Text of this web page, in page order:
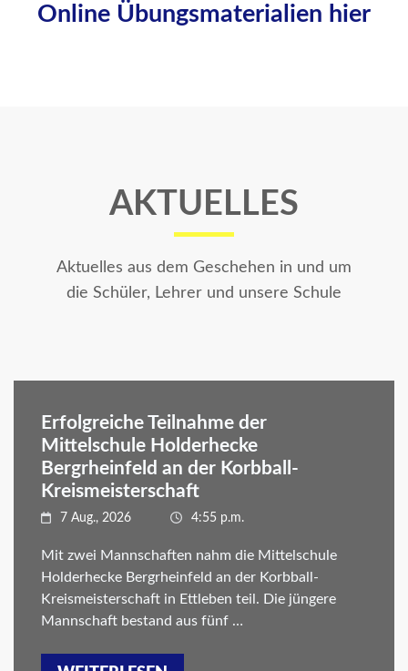
Online Übungsmaterialien hier
AKTUELLES
Aktuelles aus dem Geschehen in und um
die Schüler, Lehrer und unsere Schule
Erfolgreiche Teilnahme der
Mittelschule Holderhecke
Bergrheinfeld an der Korbball-
Kreismeisterschaft
7 Aug., 2026 4:55 p.m.
Mit zwei Mannschaften nahm die Mittelschule
Holderhecke Bergrheinfeld an der Korbball-
Kreismeisterschaft in Ettleben teil. Die jüngere
Mannschaft bestand aus fünf …